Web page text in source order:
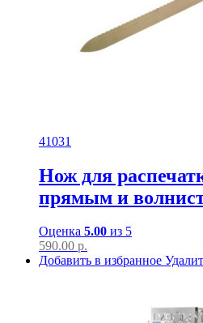
41031
Нож для
прямым и
Оценка 5.00 из 5
590.00 р.
Добавить в избранное